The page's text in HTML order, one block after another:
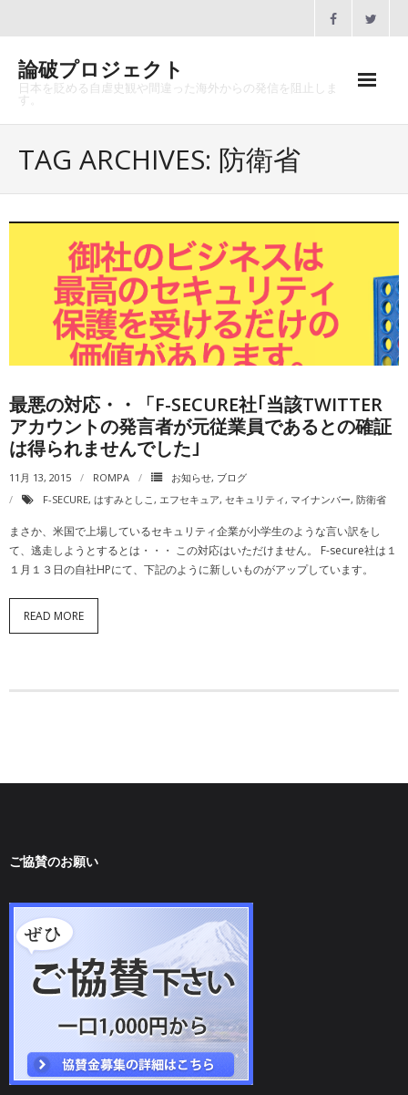
論破プロジェクト
日本を貶める自虐史観や間違った海外からの発信を阻止しま
す。
沿革
メディア掲載
協賛のお願い
講演会一覧
動画一覧
TAG ARCHIVES: 防衛省
最悪の対応・・「F-SECURE社｢当該TWITTER
アカウントの発言者が元従業員であるとの確証
は得られませんでした｣
11月 13, 2015 ROMPA お知らせ, ブログ
F-SECURE, はすみとしこ , エフセキュア, セキュリティ , マイナンバー, 防衛省
まさか、米国で上場しているセキュリティ企業が小学生のような言い訳をし
て、逃走しようとするとは・・・ この対応はいただけません。 F-secure社は１
１月１３日の自社HPにて、下記のように新しいものがアップしています。
READ MORE
ご協賛のお願い